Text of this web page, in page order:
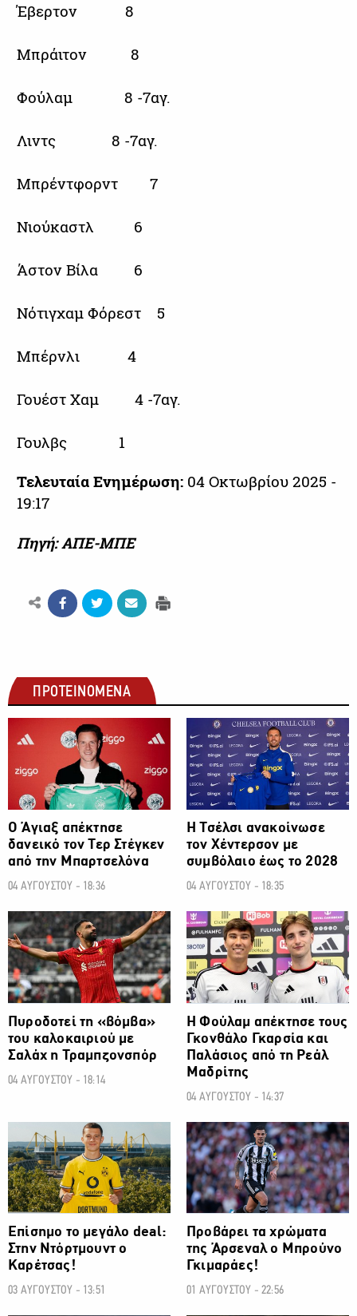
Έβερτον 8
Μπράιτον 8
Φούλαμ 8 -7αγ.
Λιντς 8 -7αγ.
Μπρέντφορντ 7
Νιούκαστλ 6
Άστον Βίλα 6
Νότιγχαμ Φόρεστ 5
Μπέρνλι 4
Γουέστ Χαμ 4 -7αγ.
Γουλβς 1
Τελευταία Ενημέρωση: 04 Οκτωβρίου 2025 -
19:17
Πηγή: ΑΠΕ-ΜΠΕ
ΠΡΟΤΕΙΝΟΜΕΝΑ
Ο Άγιαξ απέκτησε
δανεικό τον Τερ Στέγκεν
από την Μπαρτσελόνα
04 ΑΥΓΟΥΣΤΟΥ - 18:36
ΠΟΔΟΣΦΑΙΡΟ
H Τσέλσι ανακοίνωσε
τον Χέντερσον με
συμβόλαιο έως το 2028
04 ΑΥΓΟΥΣΤΟΥ - 18:35
ΠΟΔΟΣΦΑΙΡΟ
Πυροδοτεί τη «βόμβα»
του καλοκαιριού με
Σαλάχ η Τραμπζονσπόρ
04 ΑΥΓΟΥΣΤΟΥ - 18:14
ΠΟΔΟΣΦΑΙΡΟ
Η Φούλαμ απέκτησε τους
Γκονθάλο Γκαρσία και
Παλάσιος από τη Ρεάλ
Μαδρίτης
04 ΑΥΓΟΥΣΤΟΥ - 14:37
ΠΟΔΟΣΦΑΙΡΟ
Επίσημο το μεγάλο deal:
Στην Ντόρτμουντ ο
Καρέτσας!
03 ΑΥΓΟΥΣΤΟΥ - 13:51
ΠΟΔΟΣΦΑΙΡΟ
Προβάρει τα χρώματα
της Άρσεναλ ο Μπρούνο
Γκιμαράες!
01 ΑΥΓΟΥΣΤΟΥ - 22:56